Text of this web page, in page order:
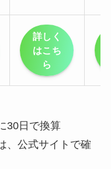
詳しく
はこち
ら
30日で換算
、公式サイトで確